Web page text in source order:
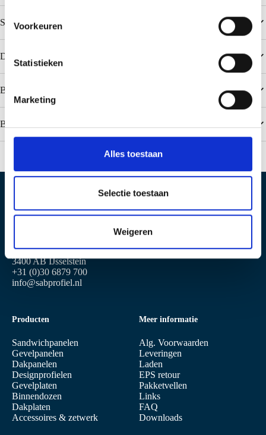
e
s
m
m
i
n
g
Voorkeuren
Statistieken
Marketing
Alles toestaan
Selectie toestaan
Weigeren
Specificatie
Downloads
Beliebte Farben Colorcoat PE 25 / Polyester
Beliebte Farben Colorcoat HPS200 Ultra
Postbus 97
3400 AB IJsselstein
+31 (0)30 6879 700
info@sabprofiel.nl
Producten
Sandwichpanelen
Gevelpanelen
Dakpanelen
Designprofielen
Gevelplaten
Binnendozen
Dakplaten
Accessoires & zetwerk
Meer informatie
Alg. Voorwaarden
Leveringen
Laden
EPS retour
Pakketvellen
Links
FAQ
Downloads
Plettenburglaan 16